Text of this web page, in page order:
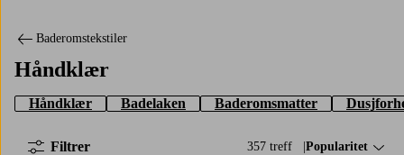
Baderomstekstiler
Håndklær
Håndklær Badelaken Baderomsmatter
357 treff Sorter på:
Popularitet
Filtrer